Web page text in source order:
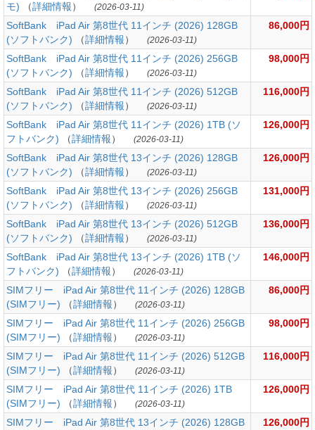
モ)
（詳細情報） (2026-03-11)
SoftBank iPad Air 第8世代 11インチ (2026) 128GB
(ソフトバンク)
（詳細情報） (2026-03-11)
86,000円
SoftBank iPad Air 第8世代 11インチ (2026) 256GB
(ソフトバンク)
（詳細情報） (2026-03-11)
98,000円
SoftBank iPad Air 第8世代 11インチ (2026) 512GB
(ソフトバンク)
（詳細情報） (2026-03-11)
116,000円
SoftBank iPad Air 第8世代 11インチ (2026) 1TB (ソ
フトバンク)
（詳細情報） (2026-03-11)
126,000円
SoftBank iPad Air 第8世代 13インチ (2026) 128GB
(ソフトバンク)
（詳細情報） (2026-03-11)
126,000円
SoftBank iPad Air 第8世代 13インチ (2026) 256GB
(ソフトバンク)
（詳細情報） (2026-03-11)
131,000円
SoftBank iPad Air 第8世代 13インチ (2026) 512GB
(ソフトバンク)
（詳細情報） (2026-03-11)
136,000円
SoftBank iPad Air 第8世代 13インチ (2026) 1TB (ソ
フトバンク)
（詳細情報） (2026-03-11)
146,000円
SIMフリー iPad Air 第8世代 11インチ (2026) 128GB
(SIMフリー)
（詳細情報） (2026-03-11)
86,000円
SIMフリー iPad Air 第8世代 11インチ (2026) 256GB
(SIMフリー)
（詳細情報） (2026-03-11)
98,000円
SIMフリー iPad Air 第8世代 11インチ (2026) 512GB
(SIMフリー)
（詳細情報） (2026-03-11)
116,000円
SIMフリー iPad Air 第8世代 11インチ (2026) 1TB
(SIMフリー)
（詳細情報） (2026-03-11)
126,000円
SIMフリー iPad Air 第8世代 13インチ (2026) 128GB
126,000円